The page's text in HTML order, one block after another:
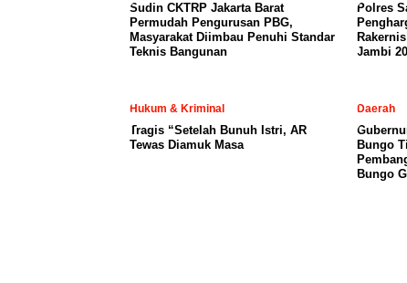
Sudin CKTRP Jakarta Barat
Permudah Pengurusan PBG,
Masyarakat Diimbau Penuhi Standar
Teknis Bangunan
Polres
Jambi
Hukum & Kriminal
Tragis “Setelah Bunuh Istri, AR
Tewas Diamuk Masa
Daerah
Bungo
Bungo